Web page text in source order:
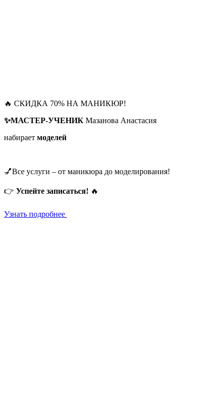
🔥 СКИДКА 70% НА МАНИКЮР!
✨МАСТЕР-УЧЕНИК Мазанова Анастасия
набирает моделей
💅Все услуги – от маникюра до моделирования!
👉 Успейте записаться! 🔥
Узнать подробнее